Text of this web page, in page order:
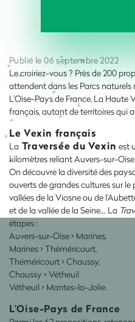
Publié le 06 septembre 2022
Le croiriez-vous ? Près de 200
attendent dans les Parcs naturels
L’Oise-Pays de France, La Haute
français, autant de territoires qui
Le Vexin français
La Traversée du Vexin est
kilomètres reliant Auvers-sur-
On découvre la diversité des
ouverts de grandes cultures sur
vallées de la Viosne ou de
et de la vallée de la Seine… La
étapes :
Auvers-sur-Oise > Marines,
Marines > Théméricourt,
Théméricourt > Chaussy,
Chaussy > Vétheuil
Vétheuil > Mantes-la-Jolie.
L’Oise-Pays de France